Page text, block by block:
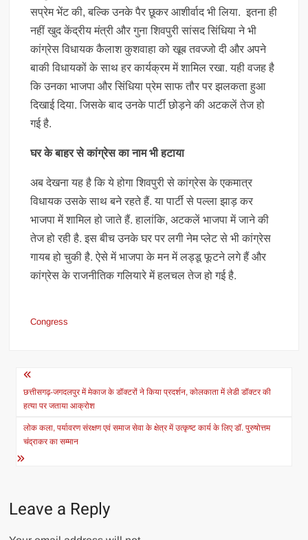
सप्रेम भेंट की, बल्कि उनके पैर छूकर आशीर्वाद भी लिया. इतना ही
नहीं खुद केंद्रीय मंत्री और गुना शिवपुरी सांसद सिंधिया ने भी
कांग्रेस विधायक कैलाश कुशवाहा को खूब तवज्जो दी और अपने
बाकी विधायकों के साथ हर कार्यक्रम में शामिल रखा. यही वजह है
कि उनका भाजपा और सिंधिया प्रेम साफ तौर पर झलकता हुआ
दिखाई दिया. जिसके बाद उनके पार्टी छोड़ने की अटकलें तेज हो
गई है.
घर के बाहर से कांग्रेस का नाम भी हटाया
अब देखना यह है कि ये होगा शिवपुरी से कांग्रेस के एकमात्र
विधायक उसके साथ बने रहते हैं. या पार्टी से पल्ला झाड़ कर
भाजपा में शामिल हो जाते हैं. हालांकि, अटकलें भाजपा में जाने की
तेज हो रही है. इस बीच उनके घर पर लगी नेम प्लेट से भी कांग्रेस
गायब हो चुकी है. ऐसे में भाजपा के मन में लड्डू फूटने लगे हैं और
कांग्रेस के राजनीतिक गलियारे में हलचल तेज हो गई है.
Congress
Post
navigation
छत्तीसगढ़-जगदलपुर में मेकाज के डॉक्टरों ने किया प्रदर्शन, कोलकाता में लेडी डॉक्टर की
हत्या पर जताया आक्रोश
लोक कला, पर्यावरण संरक्षण एवं समाज सेवा के क्षेत्र में उत्कृष्ट कार्य के लिए डॉ. पुरुषोत्तम
चंद्राकर का सम्मान
Leave a Reply